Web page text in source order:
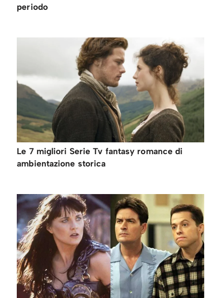
periodo
Le 7 migliori Serie Tv fantasy romance di
ambientazione storica